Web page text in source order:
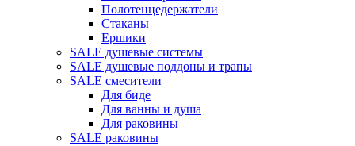
Полотенцедержатели
Стаканы
Ершики
SALE душевые системы
SALE душевые поддоны и трапы
SALE смесители
Для биде
Для ванны и душа
Для раковины
SALE раковины